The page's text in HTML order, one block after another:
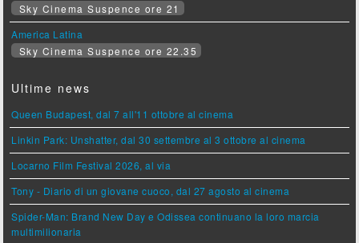
Sky Cinema Suspence ore 21
America Latina
Sky Cinema Suspence ore 22.35
Ultime news
Queen Budapest, dal 7 all'11 ottobre al cinema
Linkin Park: Unshatter, dal 30 settembre al 3 ottobre al cinema
Locarno Film Festival 2026, al via
Tony - Diario di un giovane cuoco, dal 27 agosto al cinema
Spider-Man: Brand New Day e Odissea continuano la loro marcia
multimilionaria